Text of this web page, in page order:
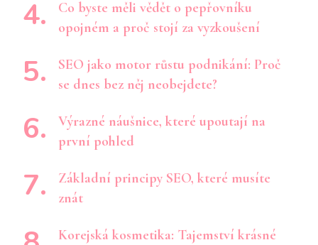
Co byste měli vědět o pepřovníku
opojném a proč stojí za vyzkoušení
SEO jako motor růstu podnikání: Proč
se dnes bez něj neobejdete?
Výrazné náušnice, které upoutají na
první pohled
Základní principy SEO, které musíte
znát
Korejská kosmetika: Tajemství krásné